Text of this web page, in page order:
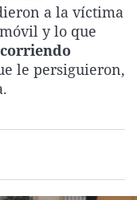
La rosa de los vientos
Gente viajera
Como el perro y el
Caso
Retornados
Equipo de
Extremadura
Galicia
La Rioja
Virales
Televisión
Elecciones
a la víctima
y lo que
le persiguieron,